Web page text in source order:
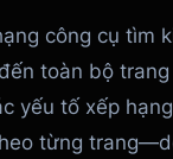
công cụ tìm
toàn bộ
yếu tố xếp
từng